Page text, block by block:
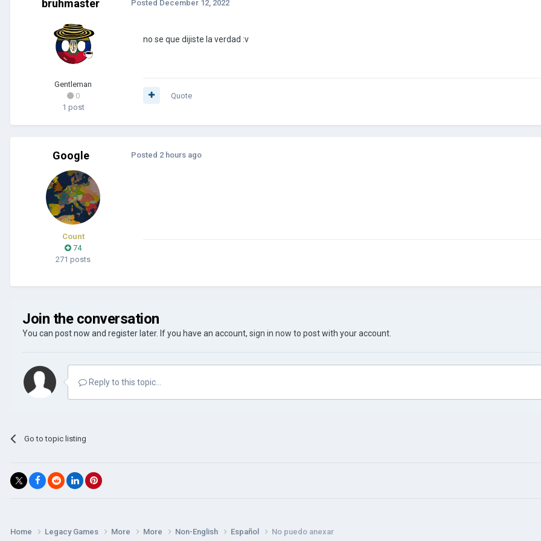
bruhmaster
Gentleman
0
1 post
Posted December 12, 2022
no se que dijiste la verdad :v
Quote
Google
Count
74
271 posts
Posted 2 hours ago
Join the conversation
You can post now and register later. If you have an account, sign in now to post with your account.
Reply to this topic...
Go to topic listing
Home Legacy Games More More Non-English Español No puedo anexar